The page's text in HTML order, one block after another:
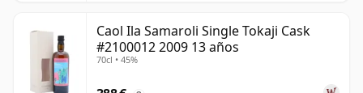
Caol Ila Samaroli Single Tokaji Cask
#2100012 2009 13 años
70cl • 45%